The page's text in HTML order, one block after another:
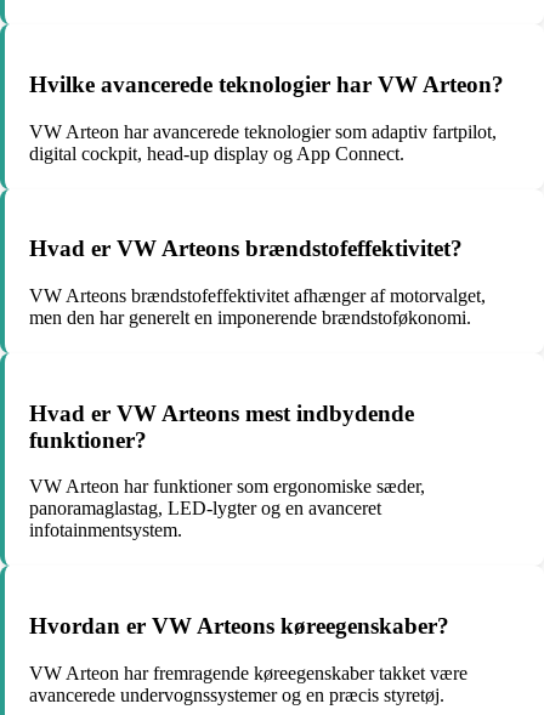
Hvilke avancerede teknologier har VW Arteon?
VW Arteon har avancerede teknologier som adaptiv fartpilot,
digital cockpit, head-up display og App Connect.
Hvad er VW Arteons brændstofeffektivitet?
VW Arteons brændstofeffektivitet afhænger af motorvalget,
men den har generelt en imponerende brændstoføkonomi.
Hvad er VW Arteons mest indbydende
funktioner?
VW Arteon har funktioner som ergonomiske sæder,
panoramaglastag, LED-lygter og en avanceret
infotainmentsystem.
Hvordan er VW Arteons køreegenskaber?
VW Arteon har fremragende køreegenskaber takket være
avancerede undervognssystemer og en præcis styretøj.